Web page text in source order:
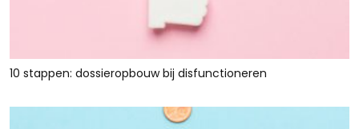
10 stappen: dossieropbouw bij disfunctioneren